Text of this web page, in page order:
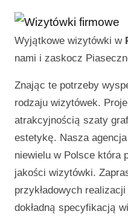
Wyjątkowe wizytówki w
nami i zaskocz
Znając te potrzeby
rodzaju wizytówek.
atrakcyjnością szaty
estetykę. Nasza
niewielu w Polsce która
jakości wizytówki.
przykładowych
dokładną specyfikacją